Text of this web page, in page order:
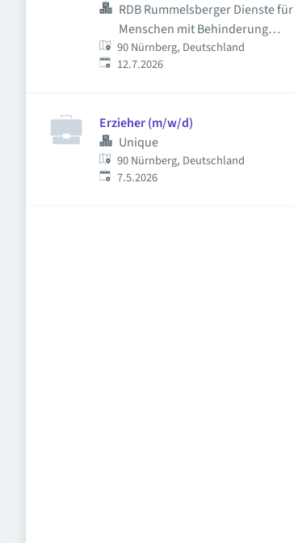
RDB Rummelsberger Dienste für
Menschen mit Behinderung
gGmbH
90 Nürnberg, Deutschland
Veröffentlicht
12.7.2026
Erzieher (m/w/d)
Unique
90 Nürnberg, Deutschland
Veröffentlicht
7.5.2026